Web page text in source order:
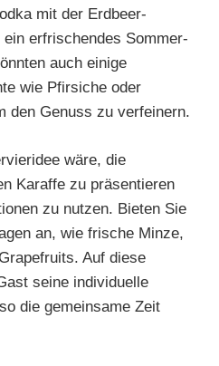
mit der Erdbeer-
erfrischendes Sommer-
auch einige
wie Pfirsiche oder
den Genuss zu verfeinern.
wäre, die
Karaffe zu präsentieren
zu nutzen. Bieten Sie
an, wie frische Minze,
Auf diese
seine individuelle
die gemeinsame Zeit